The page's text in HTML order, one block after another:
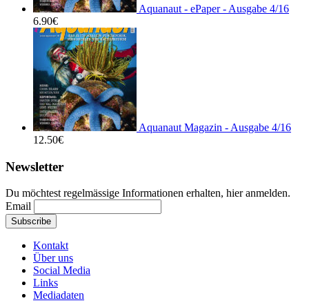
Aquanaut - ePaper - Ausgabe 4/16
6.90€
Aquanaut Magazin - Ausgabe 4/16
12.50€
Newsletter
Du möchtest regelmässige Informationen erhalten, hier anmelden.
Email
Kontakt
Über uns
Social Media
Links
Mediadaten